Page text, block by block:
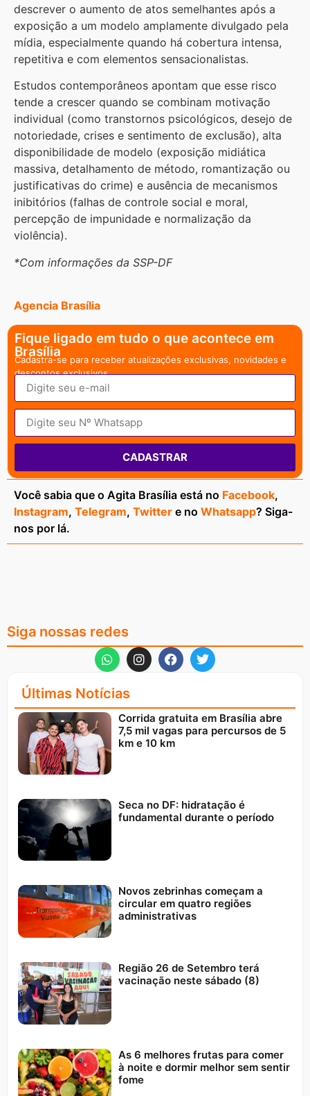
descrever o aumento de atos semelhantes após a
exposição a um modelo amplamente divulgado pela
mídia, especialmente quando há cobertura intensa,
repetitiva e com elementos sensacionalistas.
Estudos contemporâneos apontam que esse risco
tende a crescer quando se combinam motivação
individual (como transtornos psicológicos, desejo de
notoriedade, crises e sentimento de exclusão), alta
disponibilidade de modelo (exposição midiática
massiva, detalhamento de método, romantização ou
justificativas do crime) e ausência de mecanismos
inibitórios (falhas de controle social e moral,
percepção de impunidade e normalização da
violência).
*Com informações da SSP-DF
Agencia Brasília
Fique ligado em tudo o que acontece em
Brasília
Cadastra-se para receber atualizações exclusivas, novidades e
descontos exclusivos.
CADASTRAR
Você sabia que o Agita Brasília está no Facebook,
Instagram, Telegram, Twitter e no Whatsapp? Siga-
nos por lá.
Siga nossas redes
Últimas Notícias
Corrida gratuita em Brasília abre
7,5 mil vagas para percursos de 5
km e 10 km
Seca no DF: hidratação é
fundamental durante o período
Novos zebrinhas começam a
circular em quatro regiões
administrativas
Região 26 de Setembro terá
vacinação neste sábado (8)
As 6 melhores frutas para comer
à noite e dormir melhor sem sentir
fome